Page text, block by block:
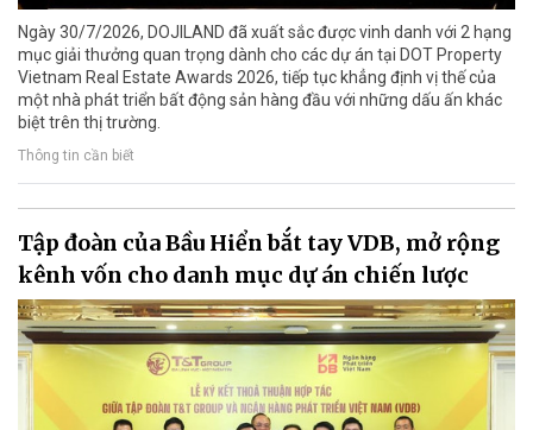
Ngày 30/7/2026, DOJILAND đã xuất sắc được vinh danh với 2 hạng
mục giải thưởng quan trọng dành cho các dự án tại DOT Property
Vietnam Real Estate Awards 2026, tiếp tục khẳng định vị thế của
một nhà phát triển bất động sản hàng đầu với những dấu ấn khác
biệt trên thị trường.
Thông tin cần biết
Tập đoàn của Bầu Hiển bắt tay VDB, mở rộng
kênh vốn cho danh mục dự án chiến lược